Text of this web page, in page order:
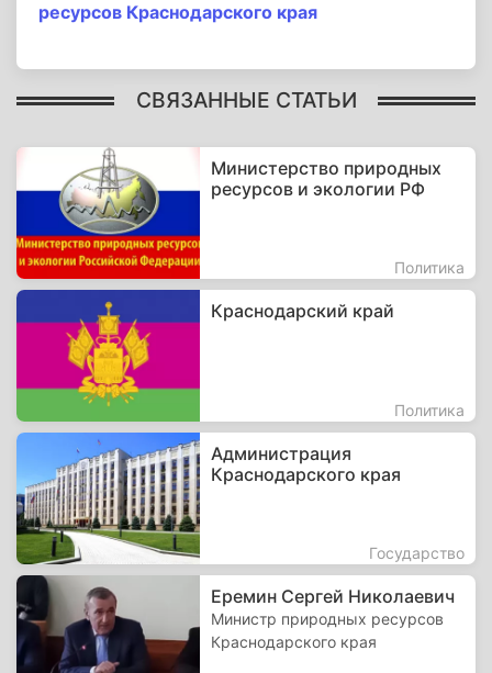
ресурсов Краснодарского края
СВЯЗАННЫЕ СТАТЬИ
Министерство природных
ресурсов и экологии РФ
Политика
Краснодарский край
Политика
Администрация
Краснодарского края
Государство
Еремин Сергей Николаевич
Министр природных ресурсов
Краснодарского края